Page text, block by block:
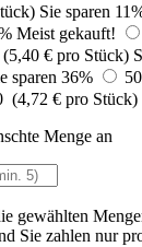
Sie sparen
Meist gekauft!
€ pro Stück)
sparen 36%
(4,72 € pro Stück)
Menge an
gewählten
Sie zahlen nur